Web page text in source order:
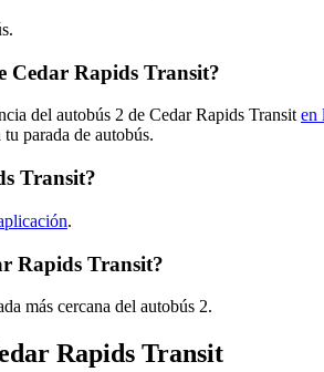
Cedar Rapids Transit?
del autobús 2 de Cedar Rapids Transit en
parada de autobús.
Transit?
.
Rapids Transit?
más cercana del autobús 2.
Rapids Transit